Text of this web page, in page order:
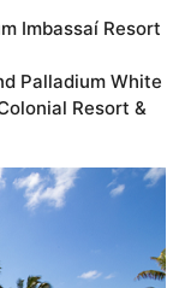
Imbassaí Resort
Palladium White
Resort &